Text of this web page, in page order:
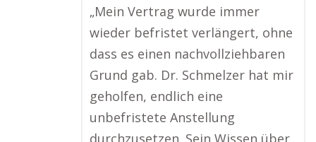
„Mein Vertrag wurde immer
wieder befristet verlängert, ohne
dass es einen nachvollziehbaren
Grund gab. Dr. Schmelzer hat mir
geholfen, endlich eine
unbefristete Anstellung